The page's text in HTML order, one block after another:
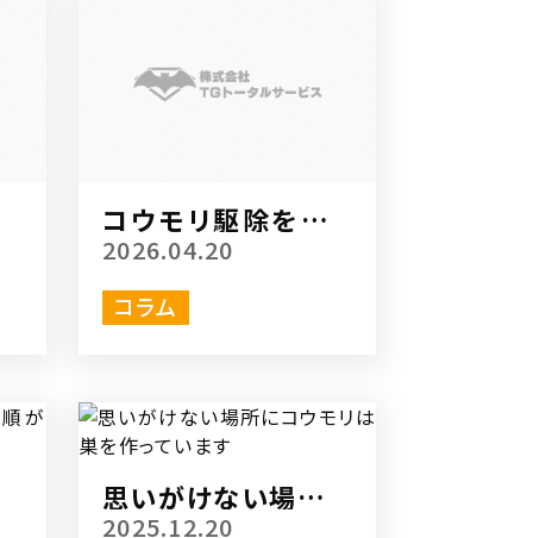
コウモリ駆除をする
際に抑えておくべき
注意点
2026.04.20
コラム
思いがけない場所に
コウモリは巣を作っ
2025.12.20